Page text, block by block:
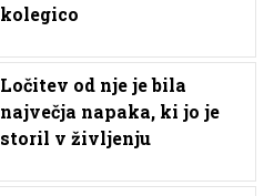
kolegico
Ločitev od nje je bila
največja napaka, ki jo je
storil v življenju